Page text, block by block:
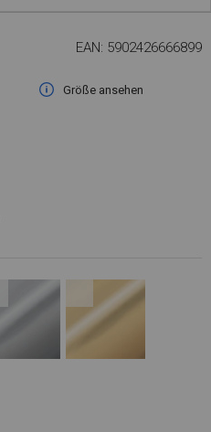
EAN: 5902426666899
Größe ansehen